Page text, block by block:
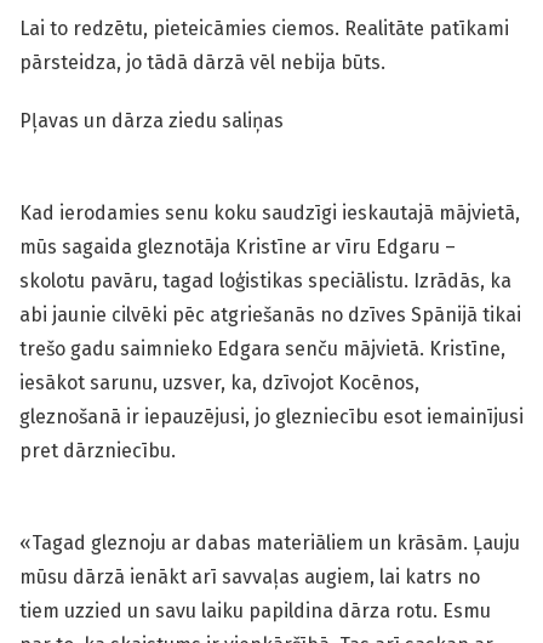
Lai to redzētu, pieteicāmies ciemos. Realitāte patīkami
pārsteidza, jo tādā dārzā vēl nebija būts.
Pļavas un dārza ziedu saliņas
Kad ierodamies senu koku saudzīgi ieskautajā mājvietā,
mūs sagaida gleznotāja Kristīne ar vīru Edgaru –
skolotu pavāru, tagad loģistikas speciālistu. Izrādās, ka
abi jaunie cilvēki pēc atgriešanās no dzīves Spānijā tikai
trešo gadu saimnieko Edgara senču mājvietā. Kristīne,
iesākot sarunu, uzsver, ka, dzīvojot Kocēnos,
gleznošanā ir iepauzējusi, jo glezniecību esot iemainījusi
pret dārzniecību.
«Tagad gleznoju ar dabas materiāliem un krāsām. Ļauju
mūsu dārzā ienākt arī savvaļas augiem, lai katrs no
tiem uzzied un savu laiku papildina dārza rotu. Esmu